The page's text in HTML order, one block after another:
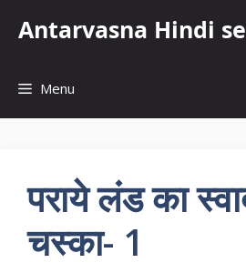
Antarvasna Hindi
Menu
पराये लंड का
चस्का- 1